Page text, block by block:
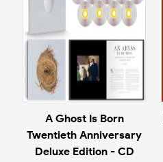
A Ghost Is Born
Twentieth Anniversary
Deluxe Edition - CD